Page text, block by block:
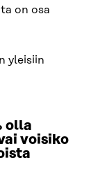
on osa
yleisiin
olla
voisiko